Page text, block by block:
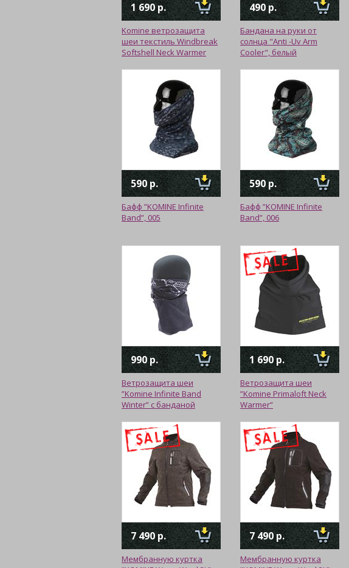
1 690 р.
Komine ветрозащита
шеи текстиль Windbreak
Softshell Neck Warmer
490 р.
Бандана на руки от
солнца "Anti -Uv Arm
Cooler", белый
590 р.
Бафф ”KOMINE Infinite
Band”, 005
590 р.
Бафф ”KOMINE Infinite
Band”, 006
990 р.
Ветрозащита шеи
”Komine Infinite Band
Winter” с банданой
1 690 р.
Ветрозащита шеи
”Komine Primaloft Neck
Warmer”
7 490 р.
Мембранную куртка
7 490 р.
Мембранную куртка